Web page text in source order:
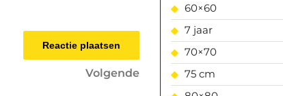
Volgende
bericht
Volgende
60×60
7 jaar
70×70
75 cm